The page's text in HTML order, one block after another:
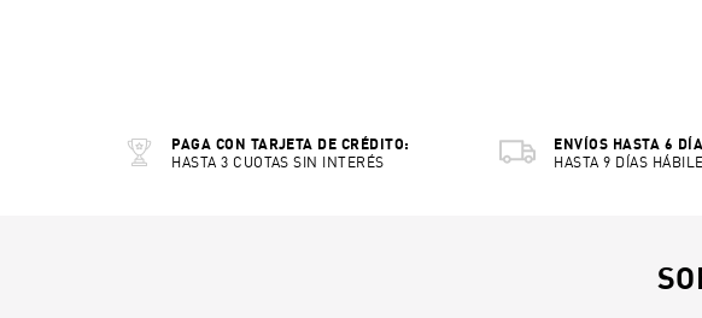
PAGA CON TARJETA DE CRÉDITO:
HASTA 3 CUOTAS SIN INTERÉS
ENVÍOS HASTA 6
HASTA 9 DÍAS